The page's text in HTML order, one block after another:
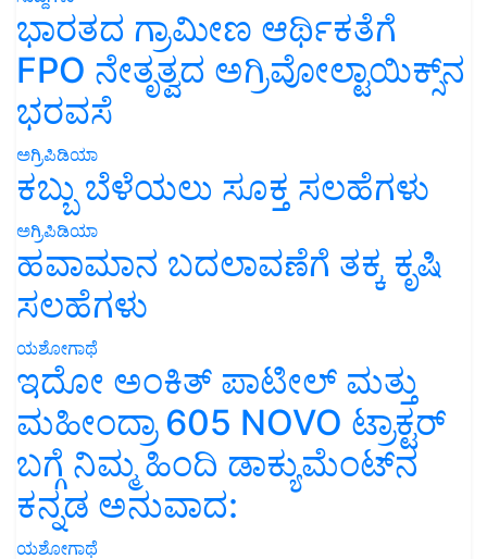
ಭಾರತದ ಗ್ರಾಮೀಣ ಆರ್ಥಿಕತೆಗೆ
FPO ನೇತೃತ್ವದ ಅಗ್ರಿವೋಲ್ಟಾಯಿಕ್ಸ್‌ನ
ಭರವಸೆ
ಅಗ್ರಿಪಿಡಿಯಾ
ಕಬ್ಬು ಬೆಳೆಯಲು ಸೂಕ್ತ ಸಲಹೆಗಳು
ಅಗ್ರಿಪಿಡಿಯಾ
ಹವಾಮಾನ ಬದಲಾವಣೆಗೆ ತಕ್ಕ ಕೃಷಿ
ಸಲಹೆಗಳು
ಯಶೋಗಾಥೆ
ಇದೋ ಅಂಕಿತ್ ಪಾಟೀಲ್ ಮತ್ತು
ಮಹೀಂದ್ರಾ 605 NOVO ಟ್ರಾಕ್ಟರ್
ಬಗ್ಗೆ ನಿಮ್ಮ ಹಿಂದಿ ಡಾಕ್ಯುಮೆಂಟ್‌ನ
ಕನ್ನಡ ಅನುವಾದ:
ಯಶೋಗಾಥೆ